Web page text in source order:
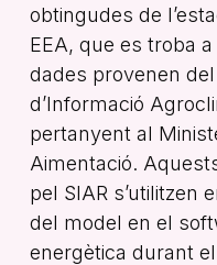
obtingudes de
EEA, que es troba
dades provenen del
d’Informació
pertanyent al
Aimentació.
pel SIAR s’utilitzen
del model en el
energètica durant